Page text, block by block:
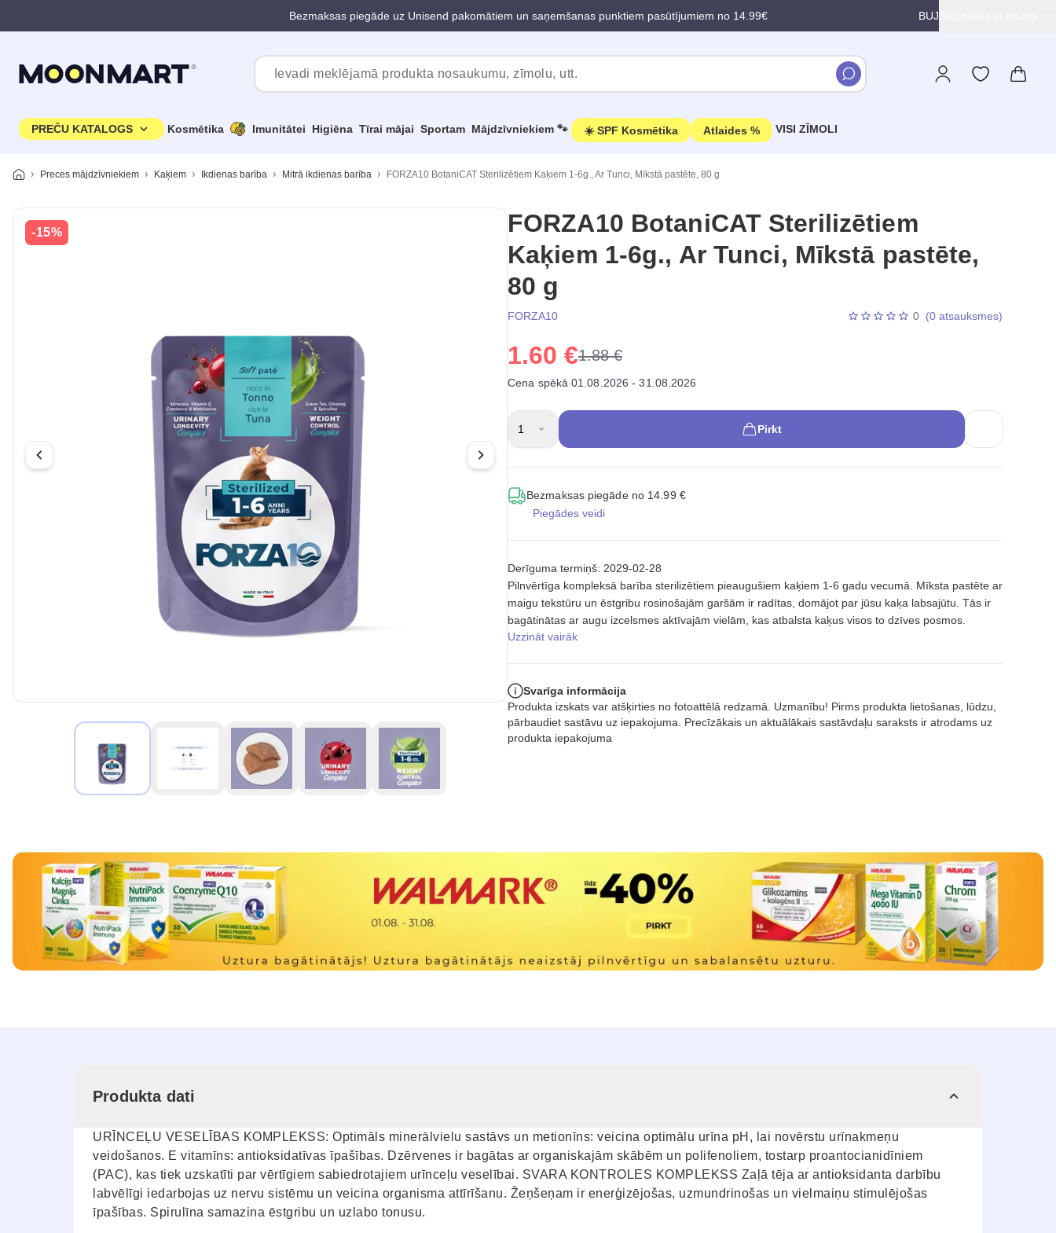
Bezmaksas piegāde uz Unisend pakomātiem un saņemšanas punktiem pasūtījumiem no 14.99€ BUJ
PREČU KATALOGS Kosmētika Imunitātei Higiēna Tīrai mājai Sportam Mājdzīvniekiem 🐾 ☀️ SPF Kosmētika Atlaides % VISI ZĪMOLI
Preces mājdzīvniekiem Kaķiem Ikdienas barība Mitrā ikdienas barība FORZA10 BotaniCAT Sterilizētiem Kaķiem 1-6g., Ar Tunci, Mīkstā pastēte, 80 g
-15%
FORZA10 BotaniCAT Sterilizētiem
Kaķiem 1-6g., Ar Tunci, Mīkstā pastēte,
80 g
FORZA10 0 (0 atsauksmes)
1.60 €1.88 €
Cena spēkā 01.08.2026 - 31.08.2026
1 Pirkt
Bezmaksas piegāde no 14.99 €
Piegādes veidi
Derīguma termiņš: 2029-02-28
Pilnvērtīga kompleksā barība sterilizētiem pieaugušiem kaķiem 1-6 gadu vecumā. Mīksta pastēte ar
maigu tekstūru un ēstgribu rosinošajām garšām ir radītas, domājot par jūsu kaķa labsajūtu. Tās ir
bagātinātas ar augu izcelsmes aktīvajām vielām, kas atbalsta kaķus visos to dzīves posmos.
Uzzināt vairāk
Svarīga informācija
Produkta izskats var atšķirties no fotoattēlā redzamā. Uzmanību! Pirms produkta lietošanas, lūdzu,
pārbaudiet sastāvu uz iepakojuma. Precīzākais un aktuālākais sastāvdaļu saraksts ir atrodams uz
produkta iepakojuma
Produkta dati
URĪNCEĻU VESELĪBAS KOMPLEKSS: Optimāls minerālvielu sastāvs un metionīns: veicina optimālu urīna pH, lai novērstu urīnakmeņu
veidošanos. E vitamīns: antioksidatīvas īpašības. Dzērvenes ir bagātas ar organiskajām skābēm un polifenoliem, tostarp proantocianidīniem
(PAC), kas tiek uzskatīti par vērtīgiem sabiedrotajiem urīnceļu veselībai. SVARA KONTROLES KOMPLEKSS Zaļā tēja ar antioksidanta darbību
labvēlīgi iedarbojas uz nervu sistēmu un veicina organisma attīrīšanu. Žeņšeņam ir enerģizējošas, uzmundrinošas un vielmaiņu stimulējošas
īpašības. Spirulīna samazina ēstgribu un uzlabo tonusu.